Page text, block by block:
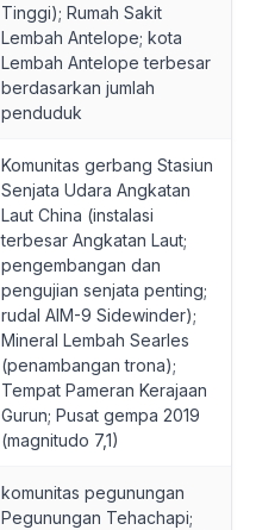
Tinggi); Rumah Sakit
Lembah Antelope; kota
Lembah Antelope terbesar
berdasarkan jumlah
penduduk
Komunitas gerbang Stasiun
Senjata Udara Angkatan
Laut China (instalasi
terbesar Angkatan Laut;
pengembangan dan
pengujian senjata penting;
rudal AIM-9 Sidewinder);
Mineral Lembah Searles
(penambangan trona);
Tempat Pameran Kerajaan
Gurun; Pusat gempa 2019
(magnitudo 7,1)
komunitas pegunungan
Pegunungan Tehachapi;